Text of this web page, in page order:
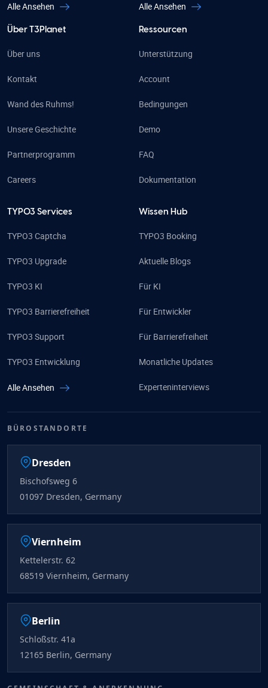
Alle Ansehen Alle Ansehen
Über T3Planet
Über uns
Kontakt
Wand des Ruhms!
Unsere Geschichte
Partnerprogramm
Careers
Ressourcen
Unterstützung
Account
Bedingungen
Demo
FAQ
Dokumentation
TYPO3 Services
TYPO3 Captcha
TYPO3 Upgrade
TYPO3 KI
TYPO3 Barrierefreiheit
TYPO3 Support
TYPO3 Entwicklung
Alle Ansehen
Wissen Hub
TYPO3 Booking
Aktuelle Blogs
Für KI
Für Entwickler
Für Barrierefreiheit
Monatliche Updates
Experteninterviews
BÜROSTANDORTE
Dresden
Bischofsweg 6
01097 Dresden, Germany
Viernheim
Kettelerstr. 62
68519 Viernheim, Germany
Berlin
Schloßstr. 41a
12165 Berlin, Germany